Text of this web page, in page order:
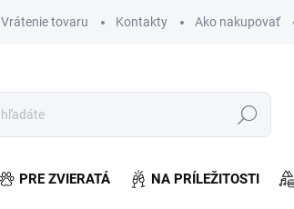
Vrátenie tovaru Kontakty Ako nakupovať
Hľadať
PRE ZVIERATÁ NA PRÍLEŽITOSTI